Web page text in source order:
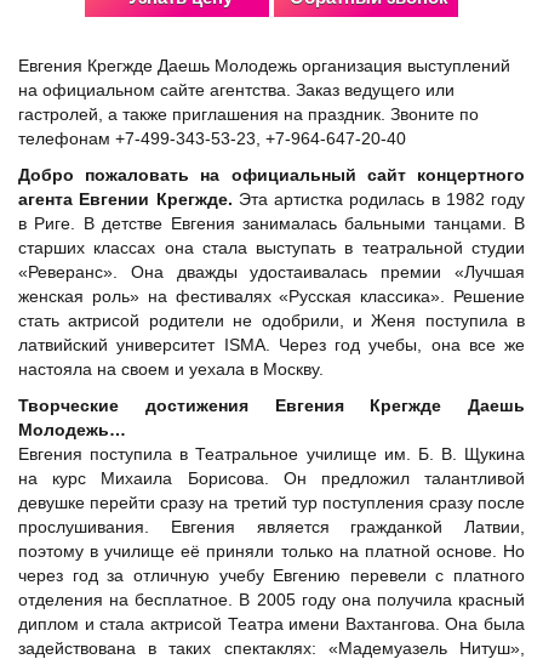
Евгения Крегжде Даешь Молодежь организация выступлений
на официальном сайте агентства. Заказ ведущего или
гастролей, а также приглашения на праздник. Звоните по
телефонам +7-499-343-53-23, +7-964-647-20-40
Добро пожаловать на официальный сайт концертного
агента Евгении Крегжде. Эта артистка родилась в 1982 году
в Риге. В детстве Евгения занималась бальными танцами. В
старших классах она стала выступать в театральной студии
«Реверанс». Она дважды удостаивалась премии «Лучшая
женская роль» на фестивалях «Русская классика». Решение
стать актрисой родители не одобрили, и Женя поступила в
латвийский университет ISMA. Через год учебы, она все же
настояла на своем и уехала в Москву.
Творческие достижения Евгения Крегжде Даешь
Молодежь…
Евгения поступила в Театральное училище им. Б. В. Щукина
на курс Михаила Борисова. Он предложил талантливой
девушке перейти сразу на третий тур поступления сразу после
прослушивания. Евгения является гражданкой Латвии,
поэтому в училище её приняли только на платной основе. Но
через год за отличную учебу Евгению перевели с платного
отделения на бесплатное. В 2005 году она получила красный
диплом и стала актрисой Театра имени Вахтангова. Она была
задействована в таких спектаклях: «Мадемуазель Нитуш»,